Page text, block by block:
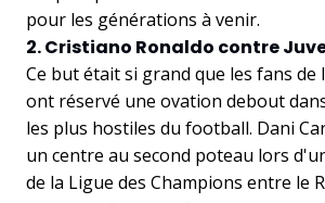
pour les générations à venir.
2. Cristiano Ronaldo contre
Ce but était si grand que les fans
ont réservé une ovation debout
les plus hostiles du football. Dani
un centre au second poteau lors
de la Ligue des Champions entre le